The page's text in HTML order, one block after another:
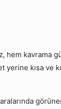
hem
kısa